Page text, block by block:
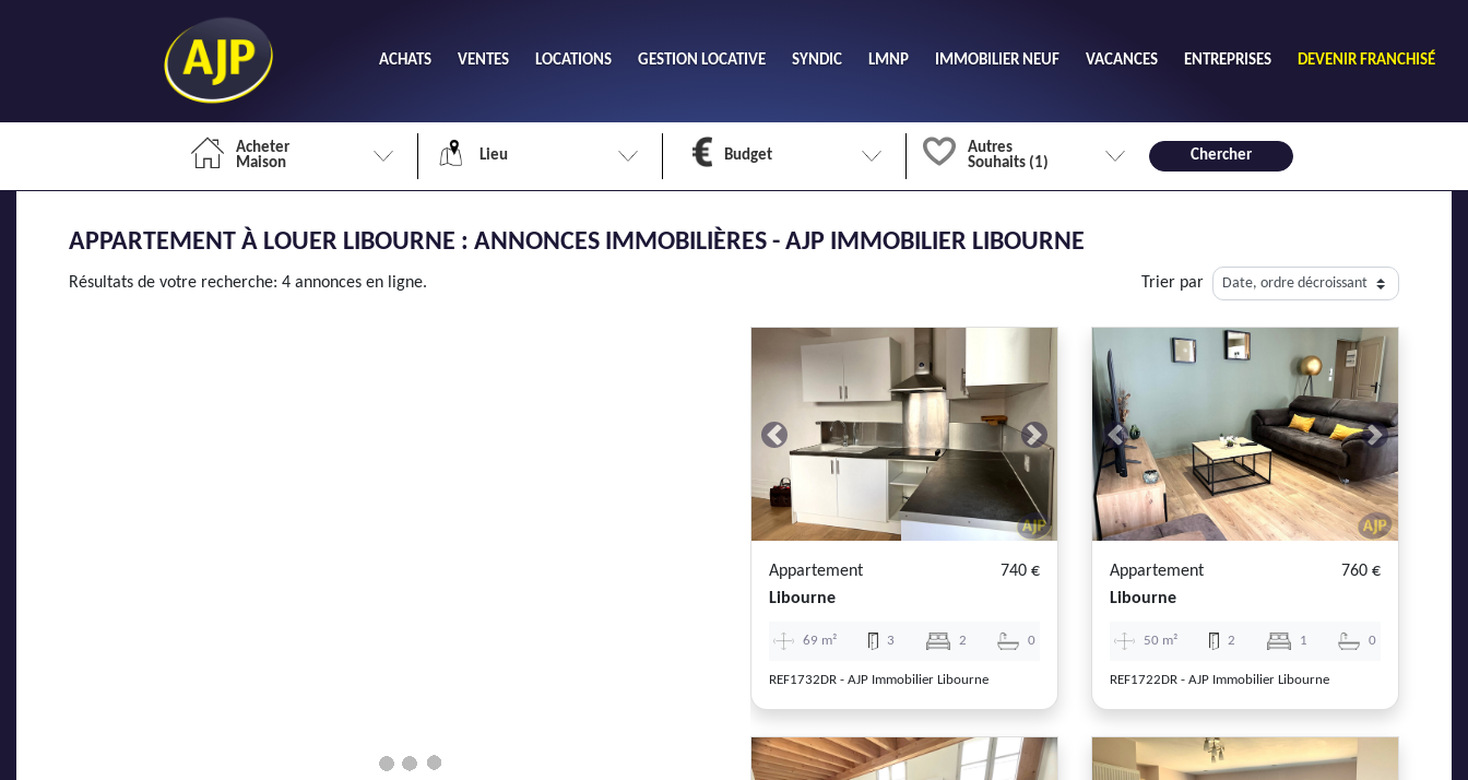
ACHATS VENTES LOCATIONS GESTION LOCATIVE SYNDIC LMNP IMMOBILIER NEUF VACANCES ENTREPRISES DEVENIR FRANCHISÉ
Acheter
Maison
Lieu Budget
min
Autres
Souhaits (1)
1
2 3
4 plus
Chercher
APPARTEMENT À LOUER LIBOURNE : ANNONCES IMMOBILIÈRES - AJP IMMOBILIER LIBOURNE
Résultats de votre recherche: 4 annonces en ligne. Trier par
Previous Next
Appartement
740 €
Libourne
69 m² 3 2 0
REF1732DR - AJP Immobilier Libourne
Previous Next
Appartement
760 €
Libourne
50 m² 2 1 0
REF1722DR - AJP Immobilier Libourne